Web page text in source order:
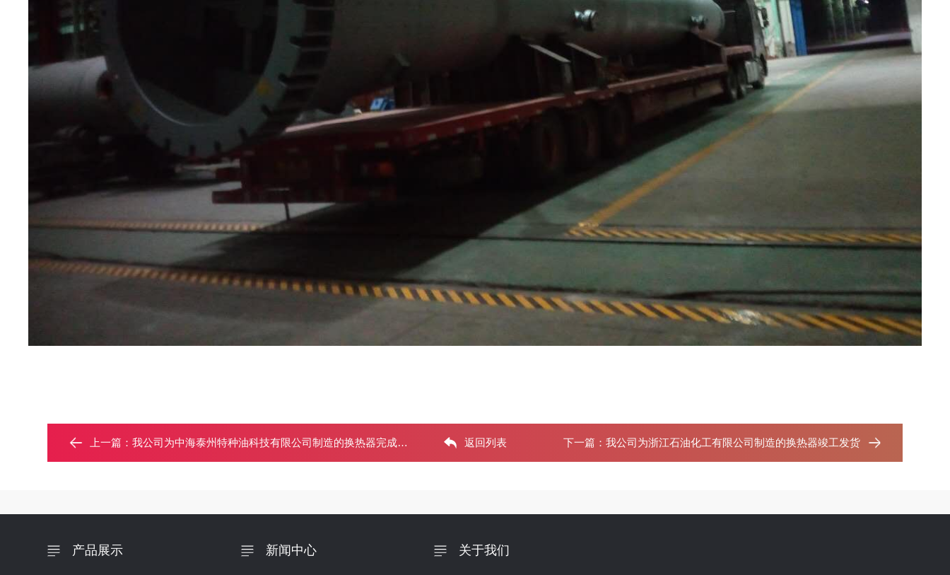
上一篇：我公司为中海泰州特种油科技有限公司制造的换热器完成发货 返回列表 下一篇： 我公司为浙江石油化工有限公司制造的换热器竣工发货
产品展示 新闻中心 关于我们